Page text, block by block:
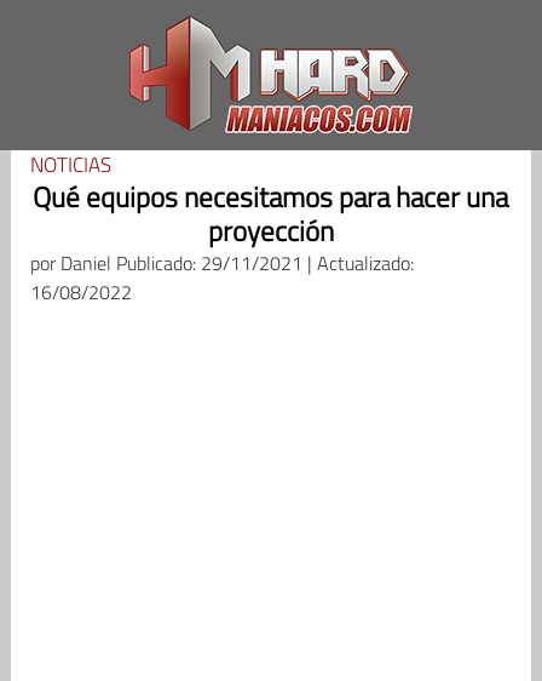
NOTICIAS
Qué equipos necesitamos para hacer una
proyección
porDaniel Publicado: 29/11/2021 | Actualizado:
16/08/2022